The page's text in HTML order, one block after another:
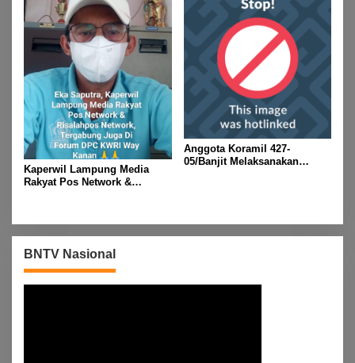
Kaperwil Lampung Media
Rakyat Pos Network &
2026 M
Anggota Koramil 427-
05/Banjit Melaksanakan
BNTV Nasional